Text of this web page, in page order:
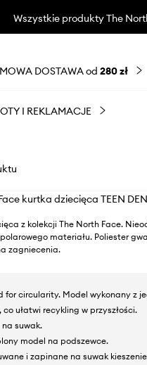
Wszystkie produkty The
DOSTAWA od 280 zł
I REKLAMACJE
kurtka dziecięca TEEN
z kolekcji The North Face.
materiału. Poliester
zagniecenia.
for circularity. Model wykonany z
co ułatwi recykling w przyszłości.
suwak.
model na podszewce.
i zapinane na suwak